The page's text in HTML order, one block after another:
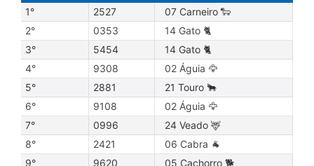
1° 2527
07 Carneiro 🐑
2°
0353
14 Gato 🐈
3°
5454
14 Gato 🐈
4°
9308
02 Águia 🦅
5°
2881
21 Touro 🐂
6°
9108
02 Águia 🦅
7°
0996
24 Veado 🦌
8°
2421
06 Cabra 🐐
9°
9620
05 Cachorro 🐕